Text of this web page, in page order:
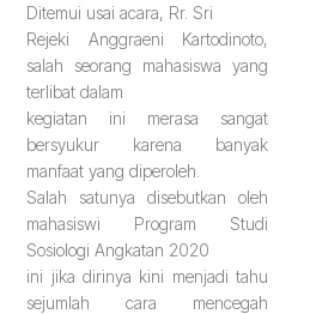
Ditemui usai acara, Rr. Sri
Rejeki Anggraeni Kartodinoto,
salah seorang mahasiswa yang
terlibat dalam
kegiatan ini merasa sangat
bersyukur karena banyak
manfaat yang diperoleh.
Salah satunya disebutkan oleh
mahasiswi Program Studi
Sosiologi Angkatan 2020
ini jika dirinya kini menjadi tahu
sejumlah cara mencegah